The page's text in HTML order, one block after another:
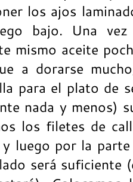
los ajos
bajo. Una
mismo aceite
a dorarse
para el plato de
nada y menos)
los filetes de
luego por la
será suficiente